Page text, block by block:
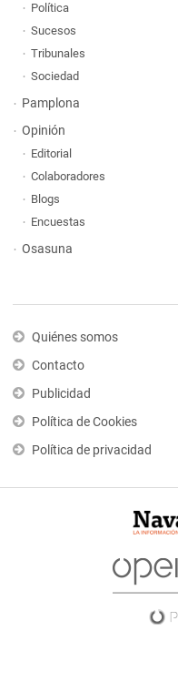
Política
Sucesos
Tribunales
Sociedad
Pamplona
Opinión
Editorial
Colaboradores
Blogs
Encuestas
Osasuna
Quiénes somos
Contacto
Publicidad
Política de Cookies
Política de privacidad